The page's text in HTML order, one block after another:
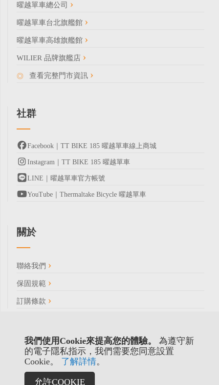
我們使用Cookie來提高您的體驗。
為遵守新
的電子隱私指示，我們需要您同意設置
Cookie。 了解詳情。
允許COOKIE
曜越單車總公司
曜越單車台北旗艦館
曜越單車高雄旗艦館
WILIER 品牌旗艦店
查看完整門市資訊
社群
Facebook｜TT BIKE 185 曜越單車線上商城
Instagram｜TT BIKE 185 曜越單車
LINE｜曜越單車官方帳號
YouTube｜Thermaltake Bicycle 曜越單車
關於
聯絡我們
保固規範
訂購條款